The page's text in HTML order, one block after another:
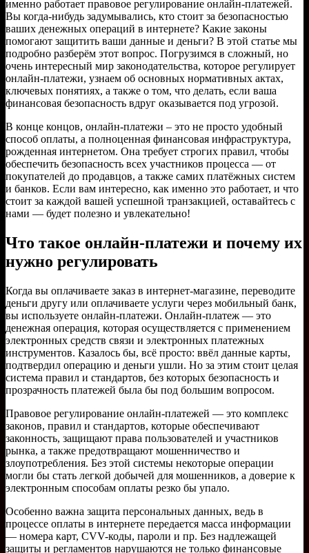
именно работает правовое регулирование онлайн-платежей.
Вы когда-нибудь задумывались, кто стоит за безопасностью
ваших денежных операций в интернете? Какие законы
помогают защитить ваши данные и деньги? В этой статье мы
подробно разберём этот вопрос. Погрузимся в сложный, но
очень интересный мир законодательства, которое регулирует
онлайн-платежи, узнаем об основных нормативных актах,
ключевых понятиях, а также о том, что делать, если ваша
финансовая безопасность вдруг оказывается под угрозой.
В конце концов, онлайн-платежи – это не просто удобный
способ оплаты, а полноценная финансовая инфраструктура,
рожденная интернетом. Она требует строгих правил, чтобы
обеспечить безопасность всех участников процесса — от
покупателей до продавцов, а также самих платёжных систем
и банков. Если вам интересно, как именно это работает, и что
стоит за каждой вашей успешной транзакцией, оставайтесь с
нами — будет полезно и увлекательно!
Что такое онлайн-платежи и почему их
нужно регулировать
Когда вы оплачиваете заказ в интернет-магазине, переводите
деньги другу или оплачиваете услуги через мобильный банк,
вы используете онлайн-платежи. Онлайн-платеж — это
денежная операция, которая осуществляется с применением
электронных средств связи и электронных платежных
инструментов. Казалось бы, всё просто: ввёл данные карты,
подтвердил операцию и деньги ушли. Но за этим стоит целая
система правил и стандартов, без которых безопасность и
прозрачность платежей была бы под большим вопросом.
Правовое регулирование онлайн-платежей — это комплекс
законов, правил и стандартов, которые обеспечивают
законность, защищают права пользователей и участников
рынка, а также предотвращают мошенничество и
злоупотребления. Без этой системы некоторые операции
могли бы стать легкой добычей для мошенников, а доверие к
электронным способам оплаты резко бы упало.
Особенно важна защита персональных данных, ведь в
процессе оплаты в интернете передается масса информации
— номера карт, CVV-коды, пароли и пр. Без надлежащей
защиты и регламентов нарушаются не только финансовые